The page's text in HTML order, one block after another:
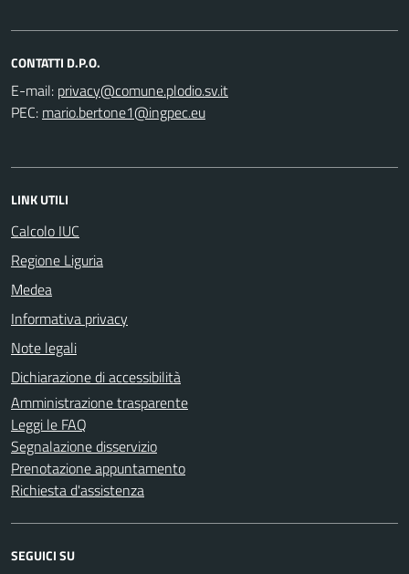
CONTATTI D.P.O.
E-mail:
PEC:
LINK UTILI
Calcolo IUC
Regione Liguria
Medea
Informativa privacy
Note legali
Dichiarazione di accessibilità
Amministrazione trasparente
Leggi le FAQ
Segnalazione disservizio
Prenotazione appuntamento
Richiesta d'assistenza
SEGUICI SU